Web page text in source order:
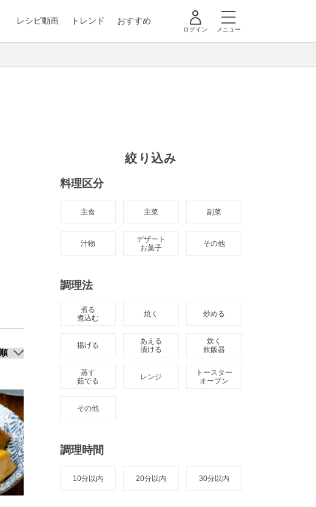
レシピ動画 トレンド おすすめ
ログイン メニュー
絞り込み
料理区分
主食 主菜 副菜
汁物
デザート
お菓子
その他
調理法
煮る
煮込む
焼く 炒める
揚げる
あえる
漬ける
炊く
炊飯器
蒸す
茹でる
レンジ
トースター
オーブン
その他
調理時間
10分以内 20分以内 30分以内